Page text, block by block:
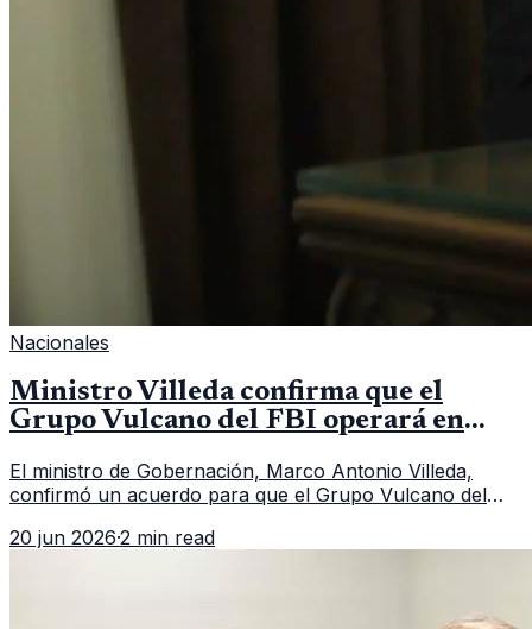
Nacionales
Ministro Villeda confirma que el
Grupo Vulcano del FBI operará en
El ministro de Gobernación, Marco Antonio Villeda,
confirmó un acuerdo para que el Grupo Vulcano del
fallido con la administración anterior del Ministerio
20 jun 2026·2 min read